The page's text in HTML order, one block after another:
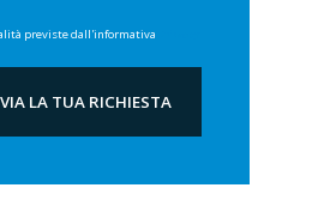
previste dall'informativa